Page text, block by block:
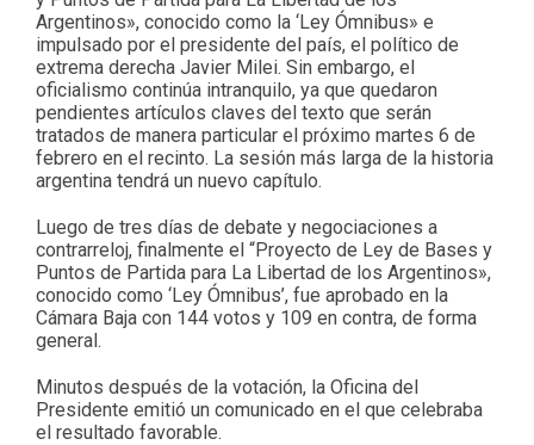
Argentinos», conocido como la ‘Ley Ómnibus» e
impulsado por el presidente del país, el político de
extrema derecha Javier Milei. Sin embargo, el
oficialismo continúa intranquilo, ya que quedaron
pendientes artículos claves del texto que serán
tratados de manera particular el próximo martes 6 de
febrero en el recinto. La sesión más larga de la historia
argentina tendrá un nuevo capítulo.
Luego de tres días de debate y negociaciones a
contrarreloj, finalmente el “Proyecto de Ley de Bases y
Puntos de Partida para La Libertad de los Argentinos»,
conocido como ‘Ley Ómnibus’, fue aprobado en la
Cámara Baja con 144 votos y 109 en contra, de forma
general.
Minutos después de la votación, la Oficina del
Presidente emitió un comunicado en el que celebraba
el resultado favorable.